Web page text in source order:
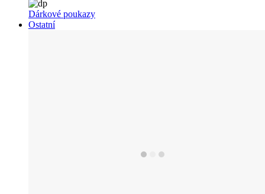
Dárkové poukazy
Ostatní